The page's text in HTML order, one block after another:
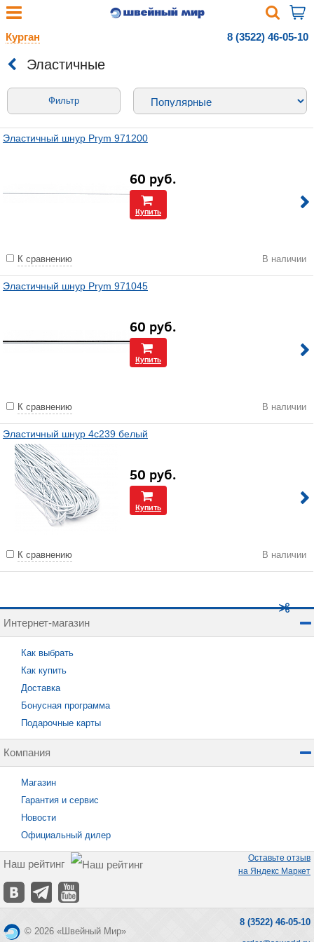
Курган 8 (3522) 46-05-10
Эластичные
Фильтр
Эластичный шнур Prym 971200
60 руб.
Купить
К сравнению В наличии
Эластичный шнур Prym 971045
60 руб.
Купить
К сравнению В наличии
Эластичный шнур 4с239 белый
50 руб.
Купить
К сравнению В наличии
Интернет-магазин
Как выбрать
Как купить
Доставка
Бонусная программа
Подарочные карты
Компания
Магазин
Гарантия и сервис
Новости
Официальный дилер
Наш рейтинг
Оставьте отзыв
на Яндекс Маркет
© 2026 «Швейный Мир»
8 (3522) 46-05-10